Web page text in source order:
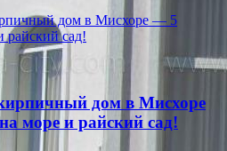
дом в Мисхоре
море и райский сад!